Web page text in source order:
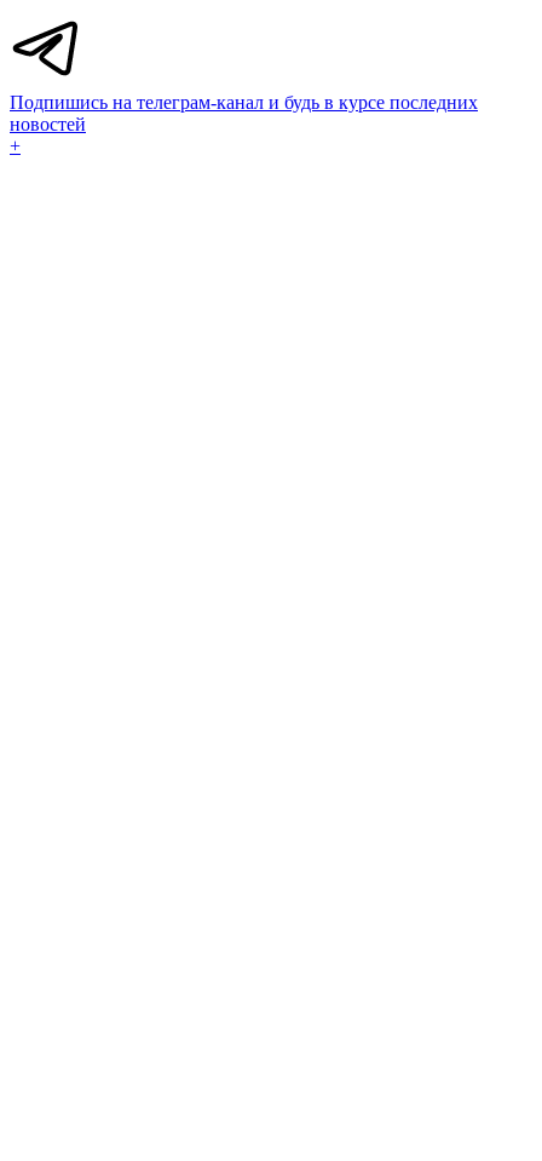
Подпишись на телеграм-канал и будь в курсе последних
новостей
+